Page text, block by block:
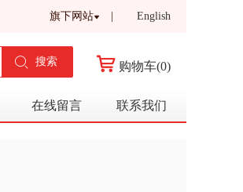
旗下网站 English
搜索 购物车(0)
在线留言 联系我们